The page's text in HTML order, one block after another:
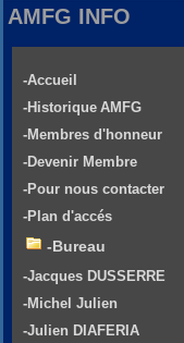
AMFG INFO
-Accueil
-Historique AMFG
-Membres d'honneur
-Devenir Membre
-Pour nous contacter
-Plan d'accés
-Bureau
-Jacques DUSSERRE
-Michel Julien
-Julien DIAFERIA